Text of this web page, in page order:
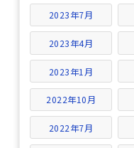
2023年7月
2023年4月
2023年1月
2022年10月
2022年7月